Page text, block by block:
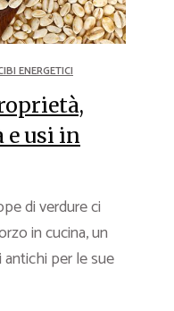
ENERGETICI
e usi in
di verdure ci
in cucina, un
per le sue